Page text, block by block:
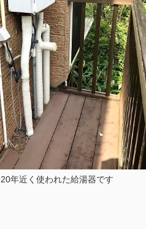
20年近く使われた給湯器です